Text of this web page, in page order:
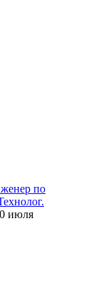
по
июля